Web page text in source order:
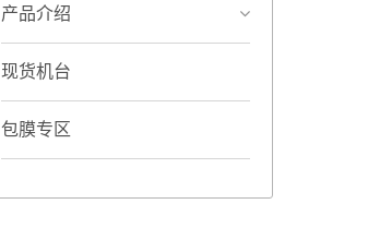
产品介绍
现货机台
包膜专区